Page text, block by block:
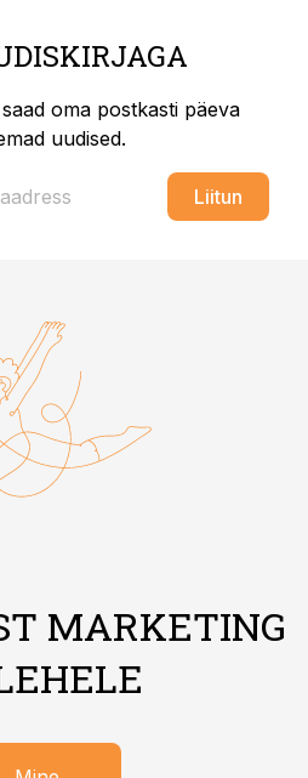
oma postkasti päeva
uudised.
Liitun
MARKETING